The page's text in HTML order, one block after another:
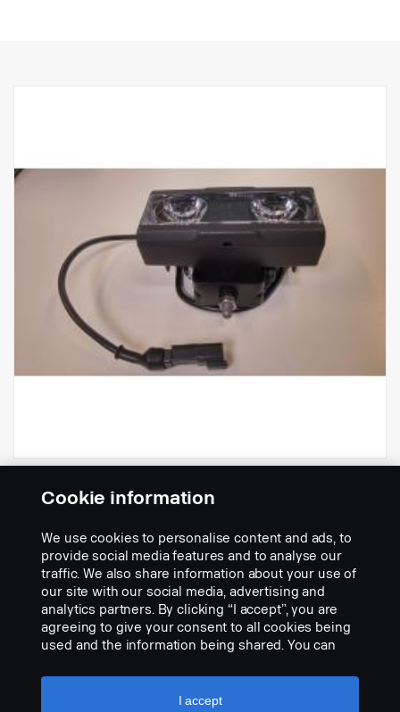
LED, leveä valokeila, Ref. 25.
Part Description:
Kompakti Scania-merkkinen, suorakulmainen LED-ryhmävalo,
leveä valokeila. 2 erillistä heijastinta optisilla valon laseilla.
Monijännite 16-33 V. 33 W, musta alumiinikotelo
sisäänrakennetuin jäähdytysrivoin. Polykarbonaattilasi. CoreTex-
kalvoventtiili. E-merkitty. Ref. 25.IP 69. EMC CISPR25 luokka 5.
Sisäänrakennettu johdin DT-liittimellä. L 139 mm, S 74 mm, K ml.
Cookie information
We use cookies to personalise content and ads, to
provide social media features and to analyse our
traffic. We also share information about your use of
our site with our social media, advertising and
analytics partners. By clicking “I accept”, you are
agreeing to give your consent to all cookies being
used and the information being shared. You can
settings” and selecting the categories you’d like to
accept. For a more detailed explanation of how we
I accept